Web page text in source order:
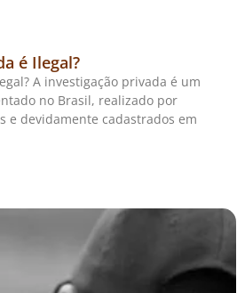
é Ilegal?
A investigação privada é um
no Brasil, realizado por
e devidamente cadastrados em